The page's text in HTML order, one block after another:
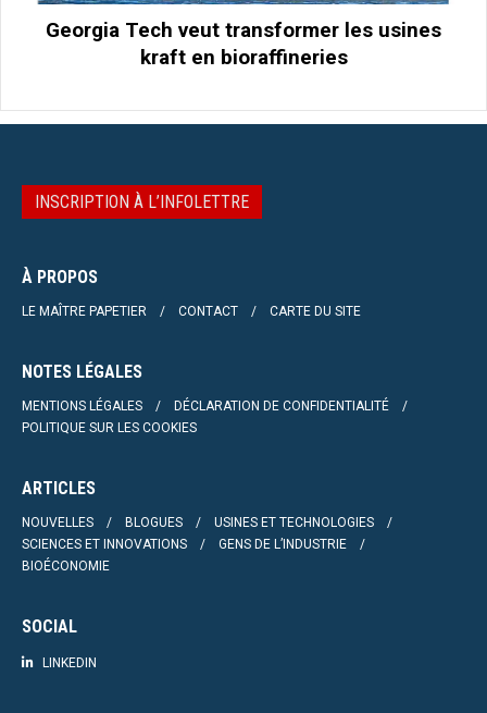
Georgia Tech veut transformer les usines
kraft en bioraffineries
INSCRIPTION À L’INFOLETTRE
À PROPOS
LE MAÎTRE PAPETIER CONTACT CARTE DU SITE
NOTES LÉGALES
MENTIONS LÉGALES
DÉCLARATION DE CONFIDENTIALITÉ
POLITIQUE SUR LES COOKIES
ARTICLES
NOUVELLES BLOGUES
USINES ET TECHNOLOGIES
SCIENCES ET INNOVATIONS
GENS DE L’INDUSTRIE
BIOÉCONOMIE
SOCIAL
LINKEDIN